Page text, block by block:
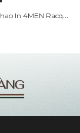
Aó Polo Thể Thao In 4MEN Racquet Club Form Regular Sport PO168